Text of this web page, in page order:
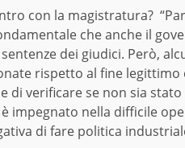
con la magistratura?
che anche il
dei giudici. Però,
rispetto al fine
di verificare se non sia
impegnato nella difficile
di fare politica